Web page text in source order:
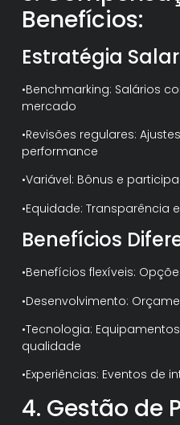
Benefícios:
Estratégia
•Benchmarking: Salários
mercado
•Revisões regulares:
performance
•Variável: Bônus e
•Equidade: Transparência
Benefícios
•Benefícios flexíveis:
•Desenvolvimento:
•Tecnologia:
qualidade
•Experiências: Eventos de
4. Gestão de